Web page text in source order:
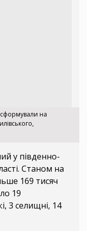
на
у південно-
Станом на
169 тисяч
19
3 селищні, 14